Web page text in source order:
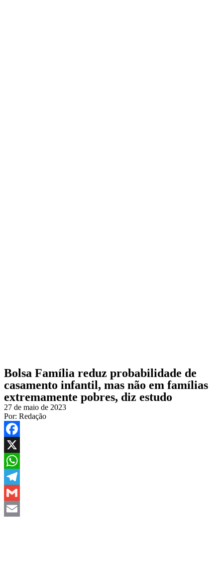
Bolsa Família reduz probabilidade de
casamento infantil, mas não em famílias
extremamente pobres, diz estudo
27 de maio de 2023
Por: Redação
Facebook
X
WhatsApp
Telegram
Gmail